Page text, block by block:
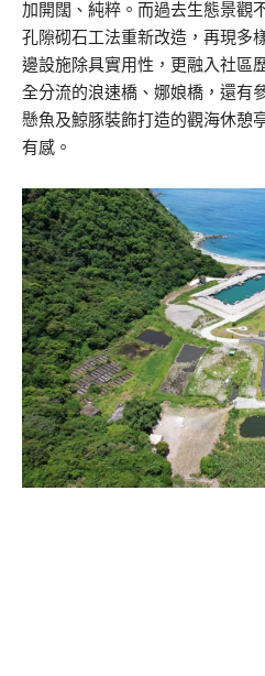
加開闊、純粹。而過去生態景觀
孔隙砌石工法重新改造，再現多
邊設施除具實用性，更融入社區
全分流的浪速橋、娜娘橋，還有
懸魚及鯨豚裝飾打造的觀海休憩
有感。